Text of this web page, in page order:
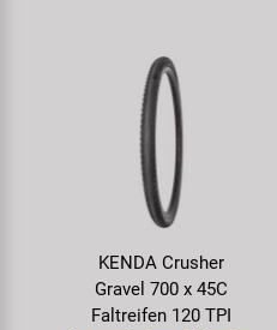
KENDA Crusher
Gravel 700 x 45C
Faltreifen 120 TPI